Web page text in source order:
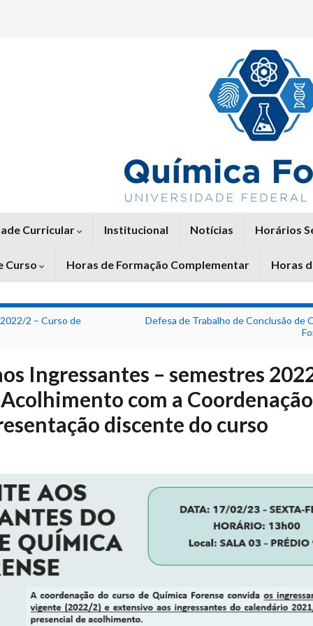
Curricular Institucional Notícias Horários
Curso Horas de Formação Complementar Horas
2 – Curso de
Defesa de Trabalho de Conclusão de
Ingressantes – semestres
com a
discente do curso